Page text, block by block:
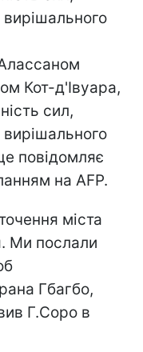
Кот-д'Івуара,
сил,
повідомляє
на AFP.
міста
Ми послали
Гбагбо,
Г.Соро в